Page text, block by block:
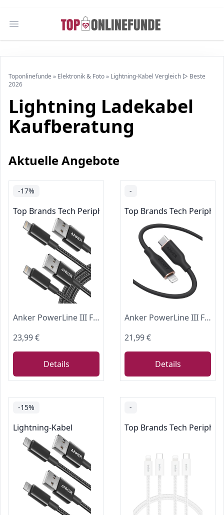
Open main menu
Toponlinefunde » Elektronik & Foto» Lightning-Kabel Vergleich ▷ Beste
2026
Lightning Ladekabel
Kaufberatung
Aktuelle Angebote
-17%
Top Brands Tech Peripherals
Anker PowerLine III Flow USB C auf Lightning Kabel Silikagel MFi [1,8m]
23,99 €
Details
-
Top Brands Tech
Anker PowerLine III Flow USB C Lightning Kabel Silikagel MFi [1,8m]
21,99 €
Details
-15%
Lightning-Kabel
-
Top Brands Tech